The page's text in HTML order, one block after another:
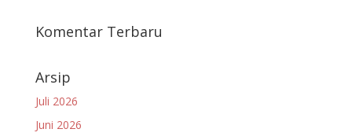
Komentar Terbaru
Arsip
Juli 2026
Juni 2026